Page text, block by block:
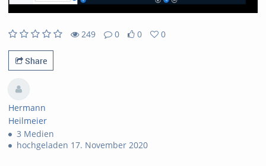
249
0
0
0
Share
Hermann
Heilmeier
3 Medien
hochgeladen 17. November 2020